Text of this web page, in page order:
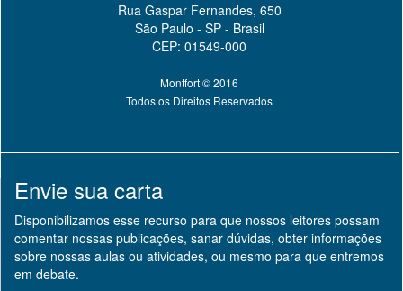
Rua Gaspar Fernandes, 650
São Paulo - SP - Brasil
CEP: 01549-000
Montfort © 2016
Todos os Direitos Reservados
Envie sua carta
Disponibilizamos esse recurso para que nossos leitores possam
comentar nossas publicações, sanar dúvidas, obter informações
sobre nossas aulas ou atividades, ou mesmo para que entremos
em debate.